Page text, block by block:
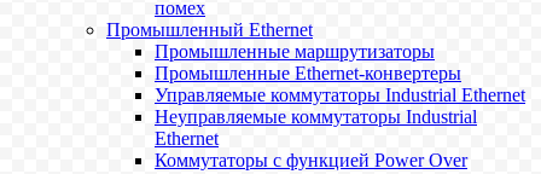
помех
Промышленный Ethernet
Промышленные маршрутизаторы
Промышленные Ethernet-конвертеры
Управляемые коммутаторы Industrial Ethernet
Неуправляемые коммутаторы Industrial
Ethernet
Коммутаторы с функцией Power Over